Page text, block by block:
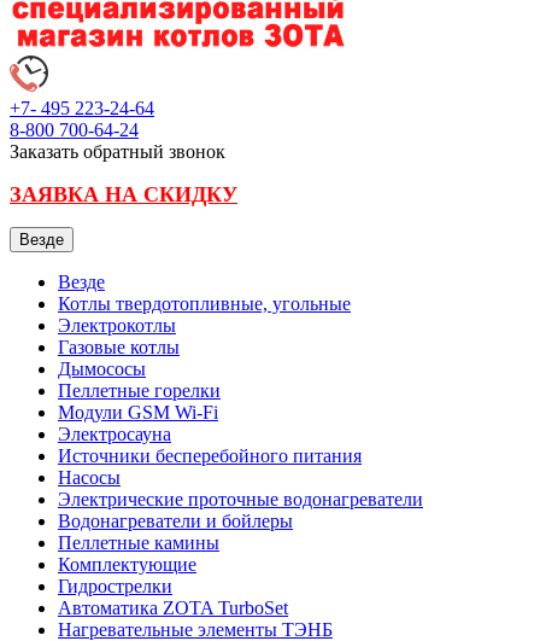
+7- 495 223-24-64
8-800 700-64-24
Заказать обратный звонок
ЗАЯВКА НА СКИДКУ
Везде
Везде
Котлы твердотопливные, угольные
Электрокотлы
Газовые котлы
Дымососы
Пеллетные горелки
Модули GSM Wi-Fi
Электросауна
Источники бесперебойного питания
Насосы
Электрические проточные водонагреватели
Водонагреватели и бойлеры
Пеллетные камины
Комплектующие
Гидрострелки
Автоматика ZOTA TurboSet
Нагревательные элементы ТЭНБ